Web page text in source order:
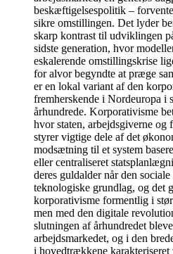
beskæftigelsespolitik –
sikre omstillingen. Det lyder
skarp kontrast til udviklingen
sidste generation, hvor
eskalerende omstillingskrise
for alvor begyndte at præge
er en lokal variant af den
fremherskende i Nordeuropa i
århundrede. Korporativisme
hvor staten, arbejdsgiverne
styrer vigtige dele af det
modsætning til et system
eller centraliseret
deres guldalder når den
teknologiske grundlag, og det
korporativisme formentlig i
men med den digitale
slutningen af århundredet
arbejdsmarkedet, og i den
i hovedtrækkene karakteriseret